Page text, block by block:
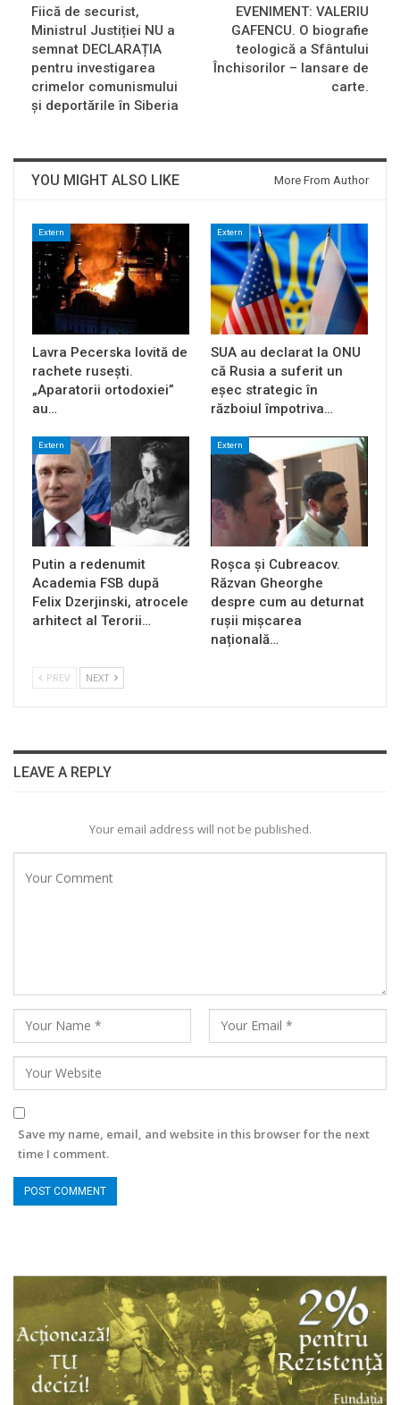
Fiică de securist,
Ministrul Justiției NU a
semnat DECLARAȚIA
pentru investigarea
crimelor comunismului
și deportările în Siberia
EVENIMENT: VALERIU
GAFENCU. O biografie
teologică a Sfântului
Închisorilor – lansare de
carte.
YOU MIGHT ALSO LIKE More From Author
Extern
Lavra Pecerska lovită de
rachete rusești.
„Aparatorii ortodoxiei”
au…
Extern
SUA au declarat la ONU
că Rusia a suferit un
eșec strategic în
războiul împotriva…
Extern
Putin a redenumit
Academia FSB după
Felix Dzerjinski, atrocele
arhitect al Terorii…
Extern
Roșca și Cubreacov.
Răzvan Gheorghe
despre cum au deturnat
rușii mișcarea
națională…
PREV NEXT
LEAVE A REPLY
Your email address will not be published.
Save my name, email, and website in this browser for the next
time I comment.